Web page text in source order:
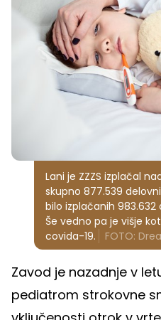
Lani je ZZZS izplačal
skupno 877.539
bilo izplačanih
Še vedno pa je višje
covida-19.
FOTO:
Zavod je nazadnje v
pediatrom strokovne